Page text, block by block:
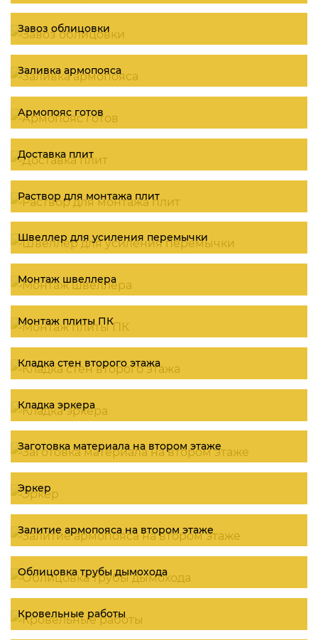
Завоз облицовки
Заливка армопояса
Армопояс готов
Доставка плит
Раствор для монтажа плит
Швеллер для усиления перемычки
Монтаж швеллера
Монтаж плиты ПК
Кладка стен второго этажа
Кладка эркера
Заготовка материала на втором этаже
Эркер
Залитие армопояса на втором этаже
Облицовка трубы дымохода
Кровельные работы